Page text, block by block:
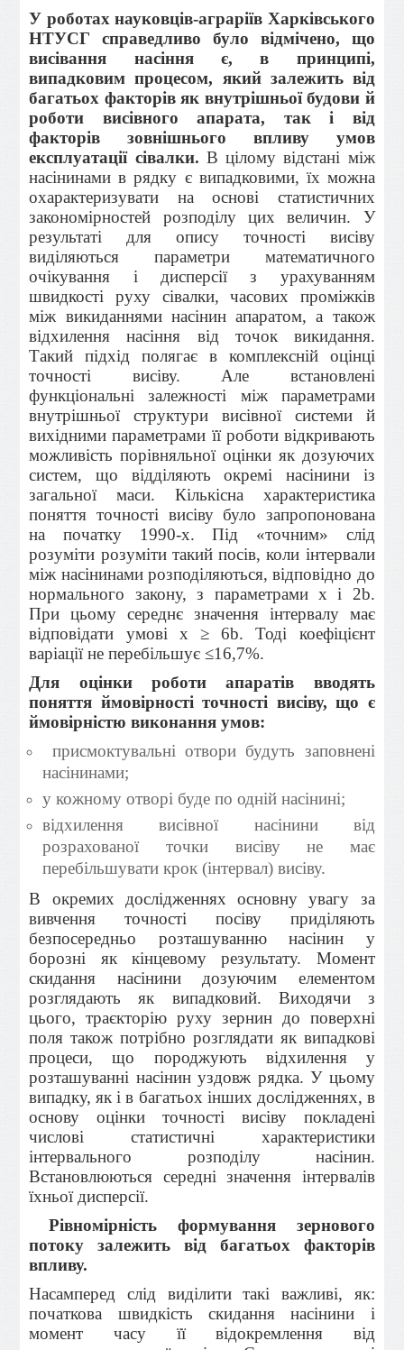
У роботах науковців-аграріїв Харківського
НТУСГ справедливо було відмічено, що
висівання насіння є, в принципі,
випадковим процесом, який залежить від
багатьох факторів як внутрішньої будови й
роботи висівного апарата, так і від
факторів зовнішнього впливу умов
експлуатації сівалки. В цілому відстані між
насінинами в рядку є випадковими, їх можна
охарактеризувати на основі статистичних
закономірностей розподілу цих величин. У
результаті для опису точності висіву
виділяються параметри математичного
очікування і дисперсії з урахуванням
швидкості руху сівалки, часових проміжків
між викиданнями насінин апаратом, а також
відхилення насіння від точок викидання.
Такий під­хід полягає в комплексній оцінці
точності висіву. Але встановлені
функціональні залежності між параметрами
внутрішньої структури висівної системи й
вихідними параметрами її роботи відкривають
можливість порівняльної оцінки як дозуючих
систем, що відділяють окремі насінини із
загальної маси. Кількісна характеристика
поняття точності висіву було запропонована
на початку 1990-х. Під «точним» слід
розуміти розуміти такий посів, коли інтервали
між насінинами розподіляються, відповідно до
нормального закону, з параметрами x і 2b.
При цьому середнє значення інтервалу має
відповідати умові x ≥ 6b. Тоді коефіцієнт
варіації не перебільшує ≤16,7%.
Для оцінки роботи апаратів вводять
поняття ймовірності точності висіву, що є
ймовірністю виконання умов:
присмоктувальні отвори будуть заповнені
насінинами;
у кожному отворі буде по одній насі­нині;
відхилення висівної насінини від
розрахованої точки висіву не має
перебільшувати крок (інтервал) висіву.
В окремих дослідженнях основну увагу за
вивчення точності посіву приділяють
безпосередньо розташуванню насінин у
борозні як кінцевому результату. Момент
скидання насінини дозуючим елементом
розглядають як випадковий. Виходячи з
цього, траєкторію руху зернин до поверхні
поля також потрібно розглядати як випадкові
процеси, що породжують відхилення у
розташуванні насінин уздовж рядка. У цьому
випадку, як і в багатьох інших дослідженнях, в
основу оцінки точності висіву покладені
числові статистичні характеристики
інтервального розподілу насінин.
Встановлюються середні значення інтервалів
їхньої дисперсії.
Рівномірність формування зернового
потоку залежить від багатьох факторів
впливу.
Насамперед слід виділити такі важливі, як:
початкова швид­кість скидання насінини і
момент часу її відокремлення від